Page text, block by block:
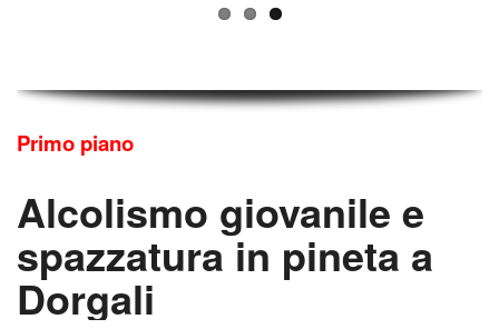
Primo piano
Alcolismo giovanile e
spazzatura in pineta a
Dorgali